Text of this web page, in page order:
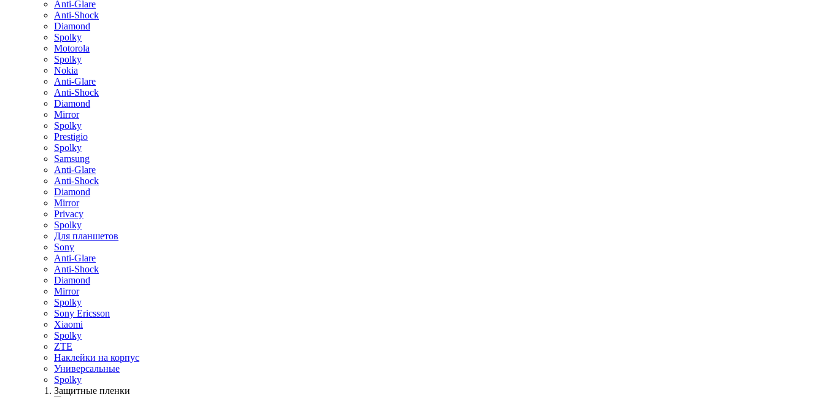
Anti-Glare
Anti-Shock
Diamond
Spolky
Motorola
Spolky
Nokia
Anti-Glare
Anti-Shock
Diamond
Mirror
Spolky
Prestigio
Spolky
Samsung
Anti-Glare
Anti-Shock
Diamond
Mirror
Privacy
Spolky
Для планшетов
Sony
Anti-Glare
Anti-Shock
Diamond
Mirror
Spolky
Sony Ericsson
Xiaomi
Spolky
ZTE
Наклейки на корпус
Универсальные
Spolky
Защитные пленки